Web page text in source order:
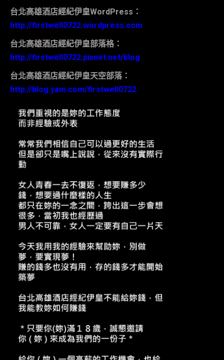
台北高雄酒店經紀伊皇WordPress ：
http://firstwell0722.wordpress.com
台北高雄酒店經紀伊皇部落格：
http://firstwell0722.pixnet.net/blog
台北高雄酒店經紀伊皇天空部落：
http://blog.yam.com/firstwell0722